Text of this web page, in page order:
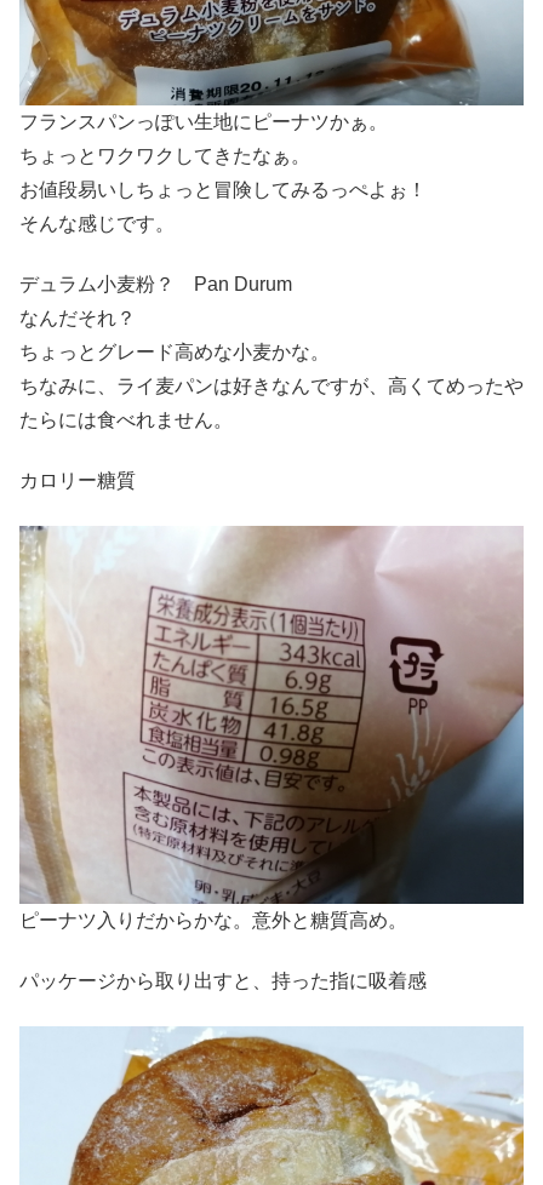
フランスパンっぽい生地にピーナツかぁ。
ちょっとワクワクしてきたなぁ。
お値段易いしちょっと冒険してみるっぺよぉ！
そんな感じです。
デュラム小麦粉？ Pan Durum
なんだそれ？
ちょっとグレード高めな小麦かな。
ちなみに、ライ麦パンは好きなんですが、高くてめったや
たらには食べれません。
カロリー糖質
ピーナツ入りだからかな。意外と糖質高め。
パッケージから取り出すと、持った指に吸着感